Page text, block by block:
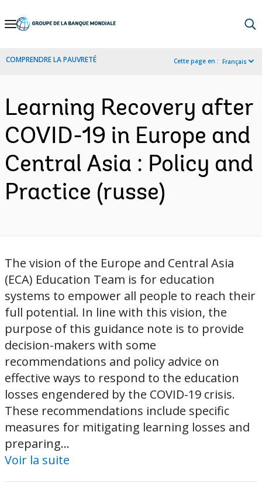
Skip
Navigation
COMPRENDRE LA PAUVRETÉ Cette page en : Français
Learning Recovery after
COVID-19 in Europe and
Central Asia : Policy and
Practice (russe)
The vision of the Europe and Central Asia
(ECA) Education Team is for education
systems to empower all people to reach their
full potential. In line with this vision, the
purpose of this guidance note is to provide
decision-makers with some
recommendations and policy advice on
effective ways to respond to the education
losses engendered by the COVID-19 crisis.
These recommendations include specific
measures for mitigating learning losses and
preparing...
Voir la suite